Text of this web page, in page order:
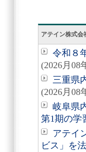
アテイン株式会
令和８
(2026月08
三重県
(2026月08
岐阜県
第1期の学
アテイ
ビス」を